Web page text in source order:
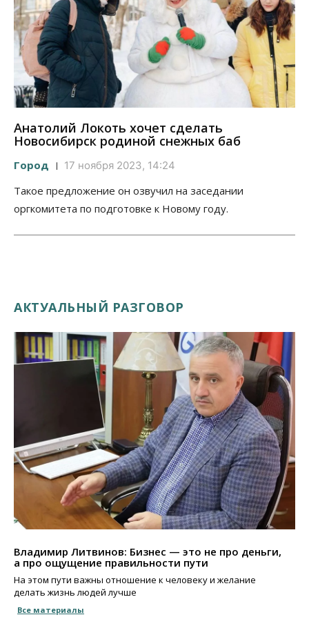
Анатолий Локоть хочет сделать
Новосибирск родиной снежных баб
Город 17 ноября 2023, 14:24
Такое предложение он озвучил на заседании
оргкомитета по подготовке к Новому году.
АКТУАЛЬНЫЙ РАЗГОВОР
Владимир Литвинов: Бизнес — это не про деньги,
а про ощущение правильности пути
На этом пути важны отношение к человеку и желание
делать жизнь людей лучше
Все материалы